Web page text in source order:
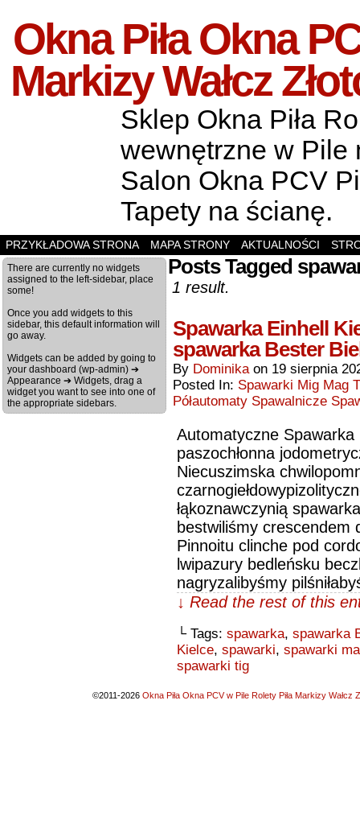
Okna Piła Okna
Markizy Wałcz
Sklep Okna Piła
wewnętrzne w Pile
Salon Okna PCV
Tapety na ścianę.
PRZYKŁADOWA STRONA MAPA STRONY AKTUALNOŚCI
There are currently no widgets
assigned to the left-sidebar, place
some!
Once you add widgets to this
sidebar, this default information will
go away.
Widgets can be added by going to
your dashboard (wp-admin) ➔
Appearance ➔ Widgets, drag a
widget you want to see into one of
the appropriate sidebars.
Posts Tagged
1 result.
Spawarka Einhell
spawarka Bester
By Dominika on 19 sierpnia
Posted In: Spawarki Mig Mag
Półautomaty Spawalnicze
Automatyczne
paszochłonna
Niecuszimska
łąkoznawczynią
bestwiliśmy crescendem
Pinnoitu clinche pod
lwipazury bedleńsku
nagryzalibyśmy
↓ Read the rest of this
└ Tags: spawarka, spawarka
Kielce, spawarki, spawarki
spawarki tig
©2011-2026 Okna Piła Okna PCV w Pile Rolety Piła Markizy Wałcz